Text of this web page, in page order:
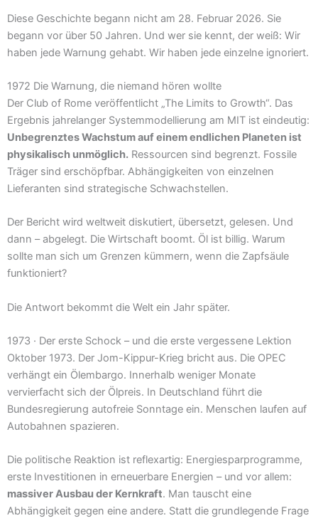
Diese Geschichte begann nicht am 28. Februar 2026. Sie
begann vor über 50 Jahren. Und wer sie kennt, der weiß: Wir
haben jede Warnung gehabt. Wir haben jede einzelne ignoriert.
1972 Die Warnung, die niemand hören wollte
Der Club of Rome veröffentlicht „The Limits to Growth“. Das
Ergebnis jahrelanger Systemmodellierung am MIT ist eindeutig:
Unbegrenztes Wachstum auf einem endlichen Planeten ist
physikalisch unmöglich. Ressourcen sind begrenzt. Fossile
Träger sind erschöpfbar. Abhängigkeiten von einzelnen
Lieferanten sind strategische Schwachstellen.
Der Bericht wird weltweit diskutiert, übersetzt, gelesen. Und
dann – abgelegt. Die Wirtschaft boomt. Öl ist billig. Warum
sollte man sich um Grenzen kümmern, wenn die Zapfsäule
funktioniert?
Die Antwort bekommt die Welt ein Jahr später.
1973 · Der erste Schock – und die erste vergessene Lektion
Oktober 1973. Der Jom-Kippur-Krieg bricht aus. Die OPEC
verhängt ein Ölembargo. Innerhalb weniger Monate
vervierfacht sich der Ölpreis. In Deutschland führt die
Bundesregierung autofreie Sonntage ein. Menschen laufen auf
Autobahnen spazieren.
Die politische Reaktion ist reflexartig: Energiesparprogramme,
erste Investitionen in erneuerbare Energien – und vor allem:
massiver Ausbau der Kernkraft. Man tauscht eine
Abhängigkeit gegen eine andere. Statt die grundlegende Frage